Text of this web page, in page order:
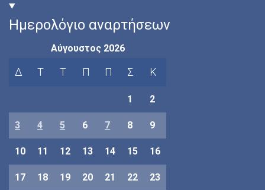
Ημερολόγιο αναρτήσεων
Αύγουστος 2026
Δ Τ Τ Π Π Σ Κ
1 2
3 4 5 6 7 8 9
10 11 12 13 14 15 16
17 18 19 20 21 22 23